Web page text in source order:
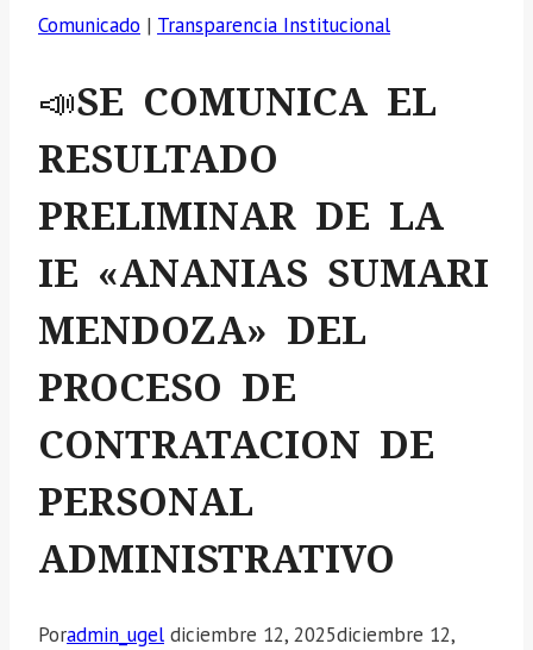
Comunicado | Transparencia Institucional
📣SE COMUNICA EL
RESULTADO
PRELIMINAR DE LA
IE «ANANIAS SUMARI
MENDOZA» DEL
PROCESO DE
CONTRATACION DE
PERSONAL
ADMINISTRATIVO
Poradmin_ugel diciembre 12, 2025diciembre 12,